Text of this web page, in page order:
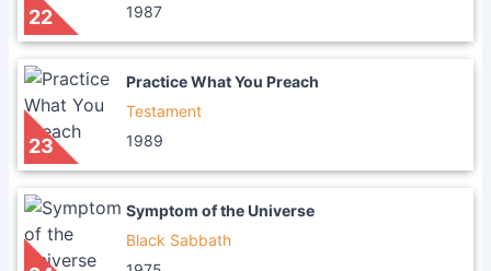
22
1987
23
Practice What You Preach
Testament
1989
Symptom of the Universe
Black Sabbath